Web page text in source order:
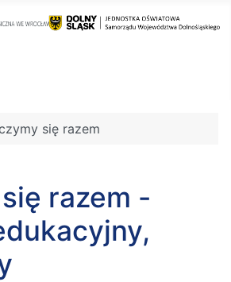
się razem
razem -